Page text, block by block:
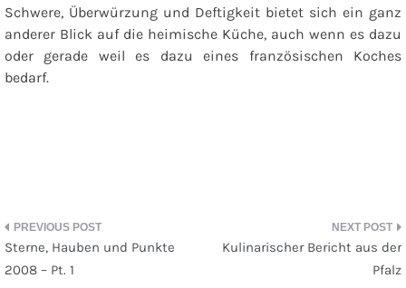
Schwere, Überwürzung und Deftigkeit bietet sich ein ganz
anderer Blick auf die heimische Küche, auch wenn es dazu
oder gerade weil es dazu eines französischen Koches
bedarf.
Beitragsnavigation
Sterne, Hauben und Punkte
2008 – Pt. 1
Kulinarischer Bericht aus der
Pfalz